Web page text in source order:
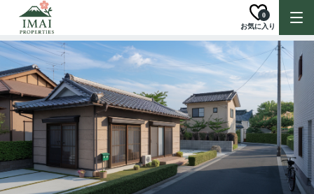
お気に入り
0